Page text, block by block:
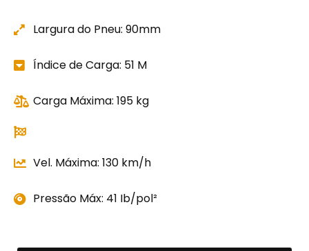
Largura do Pneu: 90mm
Índice de Carga: 51 M
Carga Máxima: 195 kg
Vel. Máxima: 130 km/h
Pressão Máx: 41 Ib/pol²